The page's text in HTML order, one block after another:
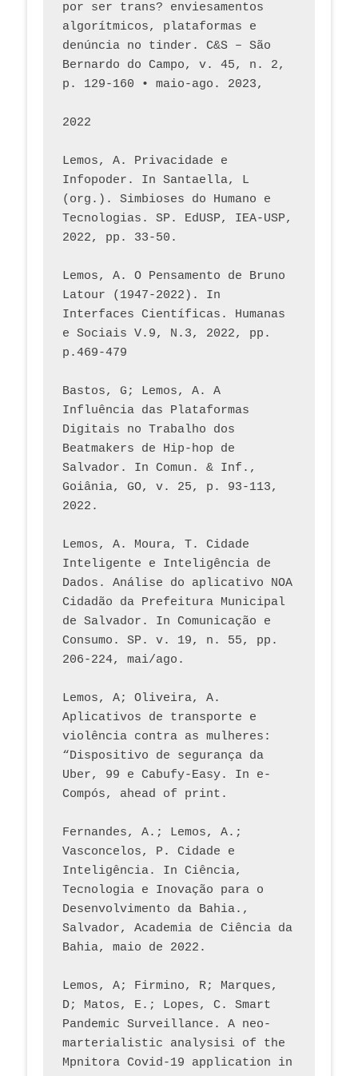
por ser trans? enviesamentos
algorítmicos, plataformas e
denúncia no tinder. C&S – São
Bernardo do Campo, v. 45, n. 2,
p. 129-160 • maio-ago. 2023,
2022
Lemos, A. Privacidade e
Infopoder. In Santaella, L
(org.). Simbioses do Humano e
Tecnologias. SP. EdUSP, IEA-USP,
2022, pp. 33-50.
Lemos, A. O Pensamento de Bruno
Latour (1947-2022). In
Interfaces Científicas. Humanas
e Sociais V.9, N.3, 2022, pp.
p.469-479
Bastos, G; Lemos, A. A
Influência das Plataformas
Digitais no Trabalho dos
Beatmakers de Hip-hop de
Salvador. In Comun. & Inf.,
Goiânia, GO, v. 25, p. 93-113,
2022.
Lemos, A. Moura, T. Cidade
Inteligente e Inteligência de
Dados. Análise do aplicativo NOA
Cidadão da Prefeitura Municipal
de Salvador. In Comunicação e
Consumo. SP. v. 19, n. 55, pp.
206-224, mai/ago.
Lemos, A; Oliveira, A.
Aplicativos de transporte e
violência contra as mulheres:
“Dispositivo de segurança da
Uber, 99 e Cabufy-Easy. In e-
Compós, ahead of print.
Fernandes, A.; Lemos, A.;
Vasconcelos, P. Cidade e
Inteligência. In Ciência,
Tecnologia e Inovação para o
Desenvolvimento da Bahia.,
Salvador, Academia de Ciência da
Bahia, maio de 2022.
Lemos, A; Firmino, R; Marques,
D; Matos, E.; Lopes, C. Smart
Pandemic Surveillance. A neo-
marterialistic analysisi of the
Mpnitora Covid-19 application in